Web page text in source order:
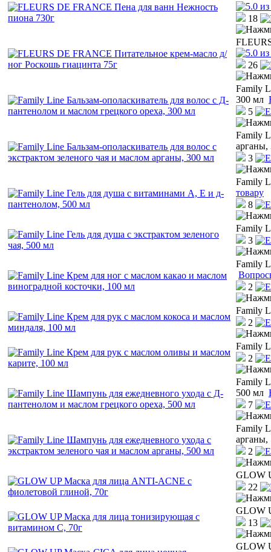
18
26
Family
300 мл
5
Family
арганы,
3
Family
товару
8
Family
3
Family
2
Family
2
Family
2
Family
500 мл
7
Family
арганы,
2
GLOW
22
GLOW
13
GLOW